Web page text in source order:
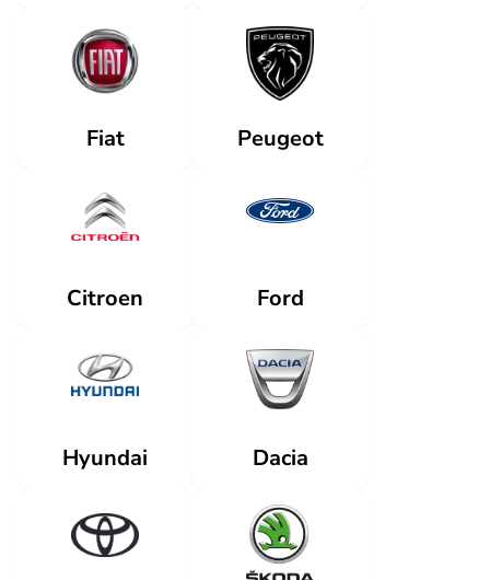
Fiat Peugeot
Citroen Ford
Hyundai Dacia